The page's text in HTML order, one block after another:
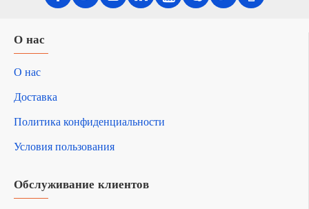
О нас
О нас
Доставка
Политика конфиденциальности
Условия пользования
Обслуживание клиентов